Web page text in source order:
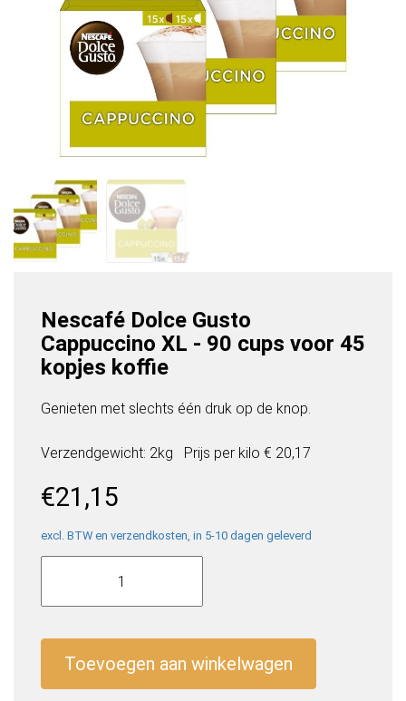
Nescafé Dolce Gusto
Cappuccino XL - 90 cups voor 45
kopjes koffie
Genieten met slechts één druk op de knop.
Verzendgewicht: 2kg Prijs per kilo € 20,17
€21,15
excl. BTW en verzendkosten, in 5-10 dagen geleverd
Nescafé
Gusto
90
Toevoegen aan winkelwagen